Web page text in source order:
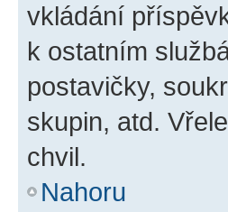
vkládání
k ostatním
postavičky,
skupin, atd.
chvil.
Nahoru